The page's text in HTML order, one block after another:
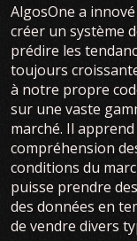
AlgosOne a
créer un système
prédire les
toujours
à notre propre
sur une vaste
marché. Il
compréhension
conditions du
puisse prendre
des données en
de vendre divers